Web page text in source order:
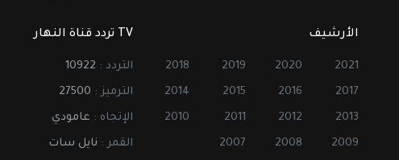
الأرشيف
2021
2020
2019
2018
2017
2016
2015
2014
2013
2012
2011
2010
2009
2008
2007
TV تردد قناة النهار
التردد : 10922
الترميز : 27500
الإتجاه : عامودي
القمر : نايل سات